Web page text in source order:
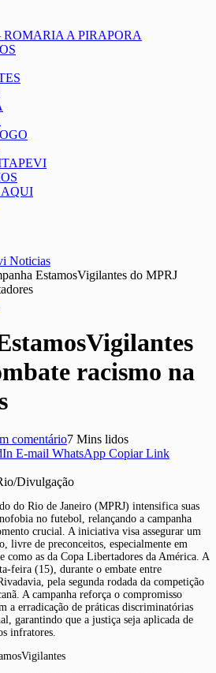
ROMARIA A PIRAPORA
EstamosVigilantes do MPRJ
racismo na
comentário7 Mins lidos
E-mail WhatsApp Copiar Link
Divulgação
do Rio de Janeiro (MPRJ) intensifica suas
no futebol, relançando a campanha
crucial. A iniciativa visa assegurar um
livre de preconceitos, especialmente em
como as da Copa Libertadores da América. A
feira (15), durante o embate entre
pela segunda rodada da competição
A campanha reforça o compromisso
a erradicação de práticas discriminatórias
garantindo que a justiça seja aplicada de
infratores.